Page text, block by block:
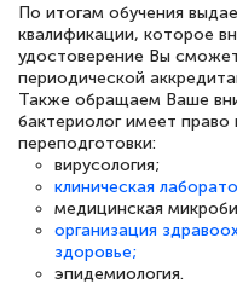
специалисты,
интересующие
двух…
Светлана К
Знаток города
По итогам обучения
квалификации, которое
удостоверение Вы
периодической
Также обращаем Ваше
бактериолог имеет
переподготовки:
вирусология;
клиническая
медицинская
организация
здоровье;
эпидемиология.